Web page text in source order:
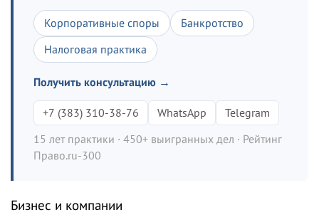
Корпоративные споры
Банкротство
Налоговая практика
Получить консультацию →
+7 (383) 310-38-76 WhatsApp
Telegram
15 лет практики · 450+ выигранных дел · Рейтинг
Право.ru-300
Бизнес и компании